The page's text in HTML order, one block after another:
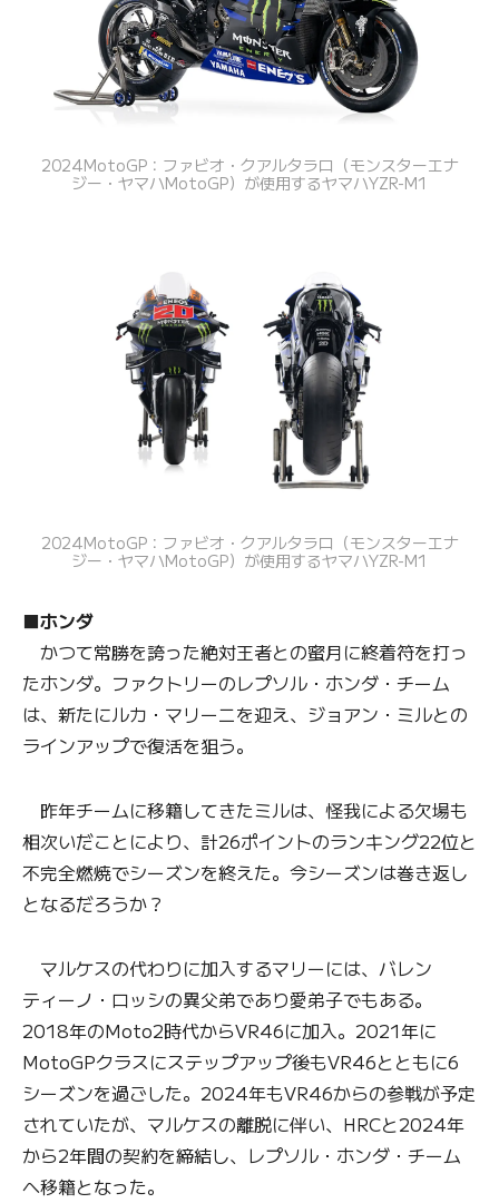
2024MotoGP：ファビオ・クアルタラロ（モンスターエナ
ジー・ヤマハMotoGP）が使用するヤマハYZR-M1
2024MotoGP：ファビオ・クアルタラロ（モンスターエナ
ジー・ヤマハMotoGP）が使用するヤマハYZR-M1
■ホンダ
かつて常勝を誇った絶対王者との蜜月に終着符を打っ
たホンダ。ファクトリーのレプソル・ホンダ・チーム
は、新たにルカ・マリーニを迎え、ジョアン・ミルとの
ラインアップで復活を狙う。
昨年チームに移籍してきたミルは、怪我による欠場も
相次いだことにより、計26ポイントのランキング22位と
不完全燃焼でシーズンを終えた。今シーズンは巻き返し
となるだろうか？
マルケスの代わりに加入するマリーには、バレン
ティーノ・ロッシの異父弟であり愛弟子でもある。
2018年のMoto2時代からVR46に加入。2021年に
MotoGPクラスにステップアップ後もVR46とともに6
シーズンを過ごした。2024年もVR46からの参戦が予定
されていたが、マルケスの離脱に伴い、HRCと2024年
から2年間の契約を締結し、レプソル・ホンダ・チーム
へ移籍となった。